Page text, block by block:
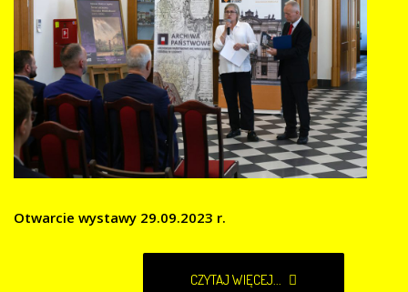
Otwarcie wystawy 29.09.2023 r.
CZYTAJ WIĘCEJ...